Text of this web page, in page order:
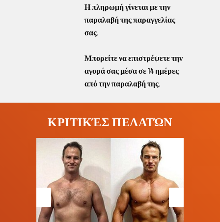
Η πληρωμή γίνεται με την
παραλαβή της παραγγελίας
σας.
Μπορείτε να επιστρέψετε την
αγορά σας μέσα σε 14 ημέρες
από την παραλαβή της.
ΚΡΙΤΙΚΈΣ ΠΕΛΑΤΏΝ